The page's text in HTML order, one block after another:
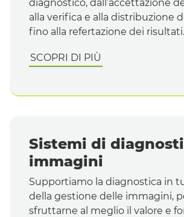
diagnostico, dall’accettazione
alla verifica e alla distribuzione
fino alla refertazione dei risultati.
SCOPRI DI PIÙ
Sistemi di
immagini
Supportiamo la diagnostica in
della gestione delle immagini,
sfruttarne al meglio il valore e